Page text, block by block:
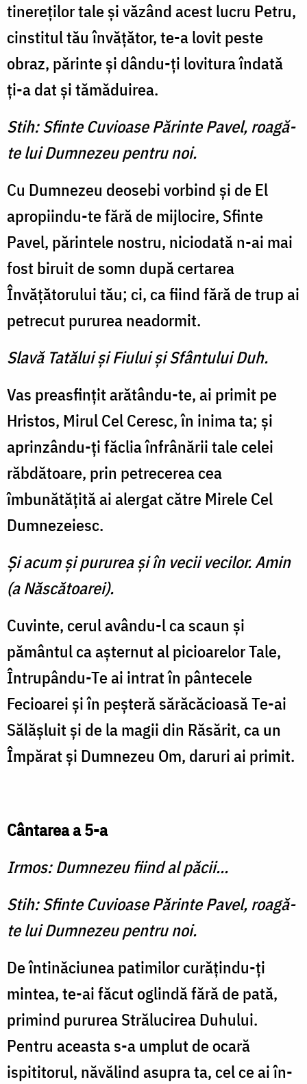
tinereţilor tale şi văzând acest lucru Petru,
cinstitul tău învăţător, te-a lovit peste
obraz, părinte şi dându-ţi lovitura îndată
ţi-a dat şi tămăduirea.
Stih: Sfinte Cuvioase Părinte Pavel, roagă-
te lui Dumnezeu pentru noi.
Cu Dumnezeu deosebi vor­bind şi de El
apropiindu-te fără de mijlocire, Sfinte
Pavel, părintele nostru, niciodată n-ai mai
fost biruit de somn după certarea
Învăţătorului tău; ci, ca fiind fără de trup ai
petrecut pururea neadormit.
Slavă Tatălui şi Fiului şi Sfântului Duh.
Vas preasfinţit arătându-te, ai primit pe
Hristos, Mirul Cel Ceresc, în inima ta; şi
aprinzându-ţi făclia înfrânării tale celei
răbdătoare, prin petrecerea cea
îmbunătăţită ai alergat către Mirele Cel
Dumnezeiesc.
Şi acum şi pururea şi în vecii vecilor. Amin
(a Născătoarei).
Cuvinte, cerul avându-l ca scaun şi
pământul ca aşternut al picioarelor Tale,
Întrupându-Te ai intrat în pântecele
Fecioarei şi în peşteră sărăcăcioasă Te-ai
Sălăşluit şi de la magii din Răsărit, ca un
Împă­rat şi Dumnezeu Om, daruri ai primit.
Cântarea a 5-a
Irmos: Dumnezeu fiind al păcii...
Stih: Sfinte Cuvioase Părinte Pavel, roagă-
te lui Dumnezeu pentru noi.
De întinăciunea patimilor curăţindu-ţi
mintea, te-ai făcut oglindă fără de pată,
pri­mind pururea Strălucirea Du­hului.
Pentru aceasta s-a um­plut de ocară
ispititorul, nă­vălind asupra ta, cel ce ai în­